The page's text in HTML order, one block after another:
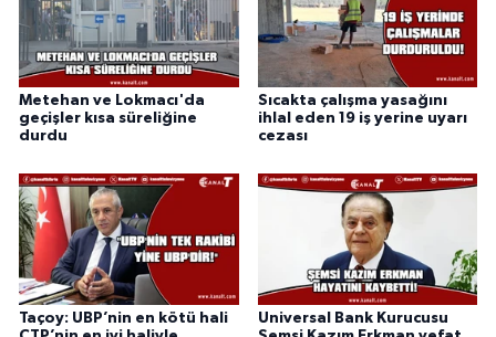
Metehan ve Lokmacı'da
geçişler kısa süreliğine
durdu
Sıcakta çalışma yasağını
ihlal eden 19 iş yerine uyarı
cezası
Taçoy: UBP’nin en kötü hali
Universal Bank Kurucusu